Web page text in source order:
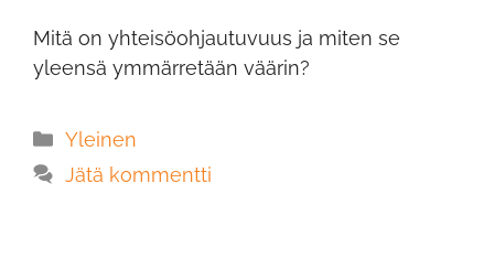
Mitä on yhteisöohjautuvuus ja miten se
yleensä ymmärretään väärin?
Yleinen
Jätä kommentti